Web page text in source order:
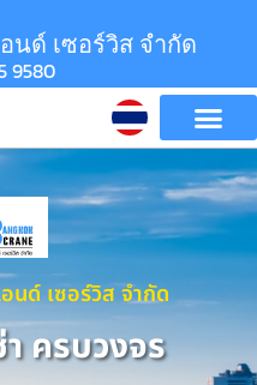
นด์ เซอร์วิส จำกัด
9580
นด์ เซอร์วิส จำกัด
า ครบวงจร